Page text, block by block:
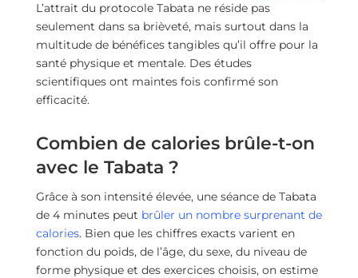
L’attrait du protocole Tabata ne réside pas
seulement dans sa brièveté, mais surtout dans la
multitude de bénéfices tangibles qu’il offre pour la
santé physique et mentale. Des études
scientifiques ont maintes fois confirmé son
efficacité.
Combien de calories brûle-t-on
avec le Tabata ?
Grâce à son intensité élevée, une séance de Tabata
de 4 minutes peut brûler un nombre surprenant de
calories. Bien que les chiffres exacts varient en
fonction du poids, de l’âge, du sexe, du niveau de
forme physique et des exercices choisis, on estime